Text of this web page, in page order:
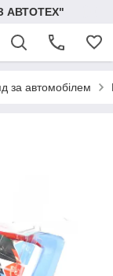
АВТОТЕХ"
за автомобілем